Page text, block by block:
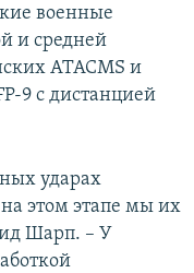
военные
и средней
ATACMS и
9 с дистанцией
ударах
этом этапе мы их
Шарп. – У